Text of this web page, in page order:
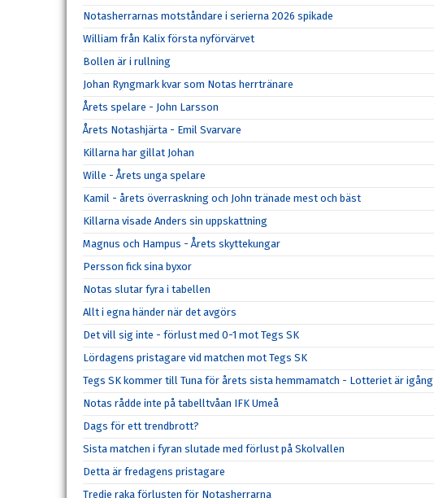
Notasherrarnas motståndare i serierna 2026 spikade
William från Kalix första nyförvärvet
Bollen är i rullning
Johan Ryngmark kvar som Notas herrtränare
Årets spelare - John Larsson
Årets Notashjärta - Emil Svarvare
Killarna har gillat Johan
Wille - Årets unga spelare
Kamil - årets överraskning och John tränade mest och bäst
Killarna visade Anders sin uppskattning
Magnus och Hampus - Årets skyttekungar
Persson fick sina byxor
Notas slutar fyra i tabellen
Allt i egna händer när det avgörs
Det vill sig inte - förlust med 0-1 mot Tegs SK
Lördagens pristagare vid matchen mot Tegs SK
Tegs SK kommer till Tuna för årets sista hemmamatch - Lotteriet är igång
Notas rådde inte på tabelltvåan IFK Umeå
Dags för ett trendbrott?
Sista matchen i fyran slutade med förlust på Skolvallen
Detta är fredagens pristagare
Tredje raka förlusten för Notasherrarna